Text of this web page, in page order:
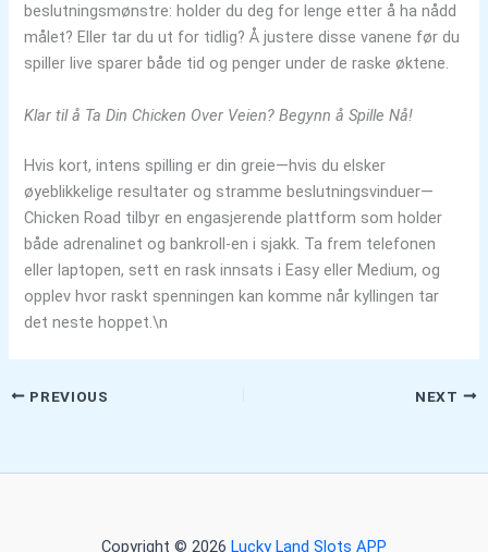
beslutningsmønstre: holder du deg for lenge etter å ha nådd
målet? Eller tar du ut for tidlig? Å justere disse vanene før du
spiller live sparer både tid og penger under de raske øktene.
Klar til å Ta Din Chicken Over Veien? Begynn å Spille Nå!
Hvis kort, intens spilling er din greie—hvis du elsker
øyeblikkelige resultater og stramme beslutningsvinduer—
Chicken Road tilbyr en engasjerende plattform som holder
både adrenalinet og bankroll‑en i sjakk. Ta frem telefonen
eller laptopen, sett en rask innsats i Easy eller Medium, og
opplev hvor raskt spenningen kan komme når kyllingen tar
det neste hoppet.\n
PREVIOUS NEXT
Copyright © 2026 Lucky Land Slots APP